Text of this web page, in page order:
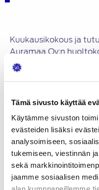
Tämä sivusto käyttää
Käytämme sivuston
evästeiden lisäksi
analysoimiseen,
tukemiseen, viestinnän
sekä
jaamme sosiaalisen
Kuukausikokous ja
Auramaa Oy:n
klo 17:30. Osoite
Ilmoittautuminen
Parri
Suomela